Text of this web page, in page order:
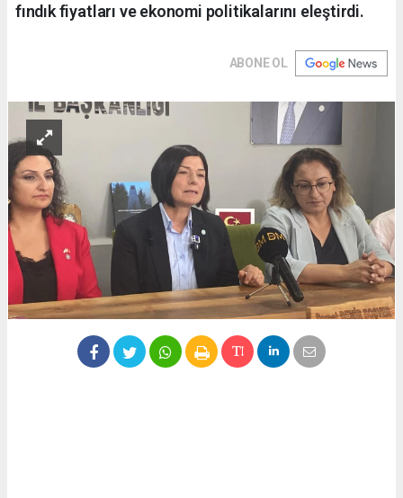
fındık fiyatları ve ekonomi politikalarını eleştirdi.
ABONE OL